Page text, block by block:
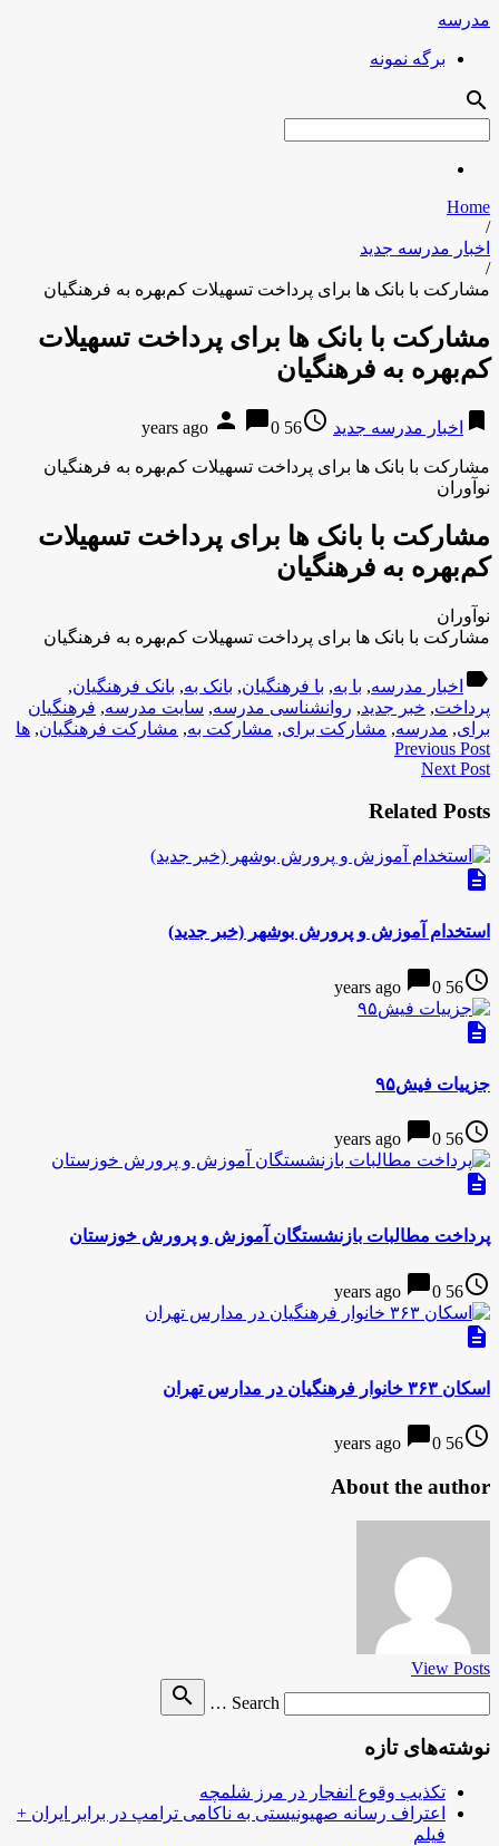
مدرسه
برگه نمونه
search
Home
/
اخبار مدرسه جدید
/
مشارکت با بانک ها برای پرداخت تسهیلات کم‌بهره به فرهنگیان
مشارکت با بانک ها برای پرداخت تسهیلات
کم‌بهره به فرهنگیان
bookmark اخبار مدرسه جدید access_time
56 years ago
person chat_bubble0
مشارکت با بانک ها برای پرداخت تسهیلات کم‌بهره به فرهنگیان
نوآوران
مشارکت با بانک ها برای پرداخت تسهیلات
کم‌بهره به فرهنگیان
نوآوران
مشارکت با بانک ها برای پرداخت تسهیلات کم‌بهره به فرهنگیان
label اخبار مدرسه, با به, با فرهنگیان, بانک به, بانک فرهنگیان,
پرداخت, خبر جدید, روانشناسی مدرسه, سایت مدرسه, فرهنگیان
برای, مدرسه, مشارکت برای, مشارکت به, مشارکت فرهنگیان, ها
Previous Post
Next Post
Related Posts
description
استخدام آموزش و پرورش بوشهر (خبر جدید)
access_time
56 years ago
chat_bubble0
description
جزییات فیش۹۵
access_time
56 years ago
chat_bubble0
description
پرداخت مطالبات بازنشستگان آموزش و پرورش خوزستان
access_time
56 years ago
chat_bubble0
description
اسکان ۳۶۳ خانوار فرهنگیان در مدارس تهران
access_time
56 years ago
chat_bubble0
About the author
View Posts
Search …
search
نوشته‌های تازه
تکذیب وقوع انفجار در مرز شلمچه
اعتراف رسانه صهیونیستی به ناکامی ترامپ در برابر ایران +
فیلم